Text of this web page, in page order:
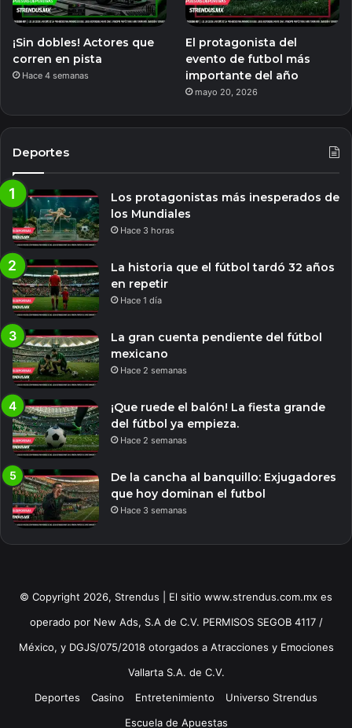
¡Sin dobles! Actores que
corren en pista
Hace 4 semanas
El protagonista del
evento de futbol más
importante del año
mayo 20, 2026
Deportes
Los protagonistas más inesperados de
los Mundiales
Hace 3 horas
La historia que el fútbol tardó 32 años
en repetir
Hace 1 día
La gran cuenta pendiente del fútbol
mexicano
Hace 2 semanas
¡Que ruede el balón! La fiesta grande
del fútbol ya empieza.
Hace 2 semanas
De la cancha al banquillo: Exjugadores
que hoy dominan el futbol
Hace 3 semanas
© Copyright 2026, Strendus | El sitio www.strendus.com.mx es
operado por New Ads, S.A de C.V. PERMISOS SEGOB 4117 /
México, y DGJS/075/2018 otorgados a Atracciones y Emociones
Vallarta S.A. de C.V.
Deportes
Casino Entretenimiento
Universo Strendus
Escuela de Apuestas